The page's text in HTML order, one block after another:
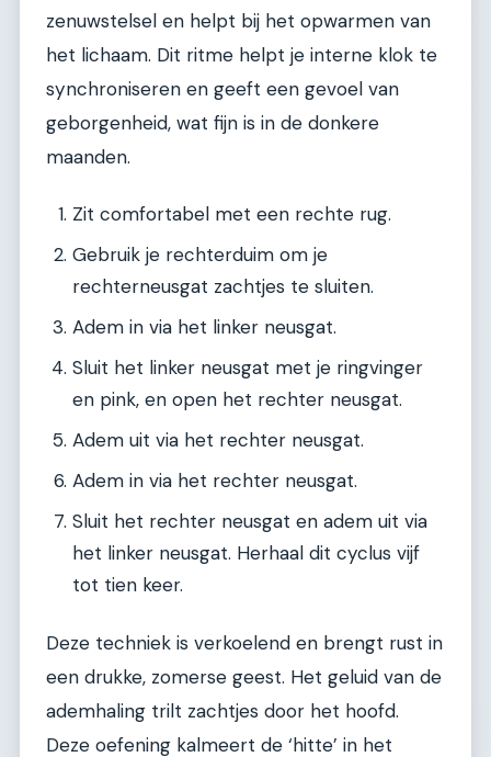
zenuwstelsel en helpt bij het opwarmen van
het lichaam. Dit ritme helpt je interne klok te
synchroniseren en geeft een gevoel van
geborgenheid, wat fijn is in de donkere
maanden.
Zit comfortabel met een rechte rug.
Gebruik je rechterduim om je
rechterneusgat zachtjes te sluiten.
Adem in via het linker neusgat.
Sluit het linker neusgat met je ringvinger
en pink, en open het rechter neusgat.
Adem uit via het rechter neusgat.
Adem in via het rechter neusgat.
Sluit het rechter neusgat en adem uit via
het linker neusgat. Herhaal dit cyclus vijf
tot tien keer.
Deze techniek is verkoelend en brengt rust in
een drukke, zomerse geest. Het geluid van de
ademhaling trilt zachtjes door het hoofd.
Deze oefening kalmeert de ‘hitte’ in het